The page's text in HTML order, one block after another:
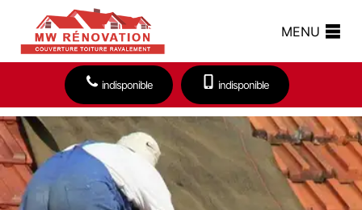
MENU
indisponible indisponible